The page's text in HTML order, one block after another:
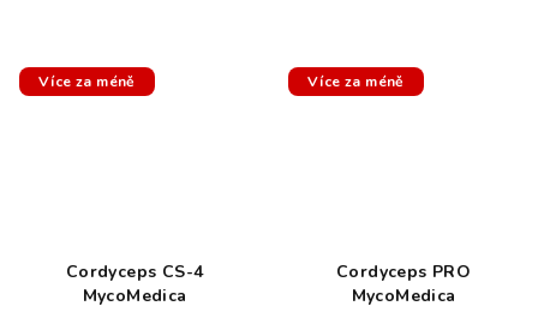
Více za méně
Cordyceps CS-4
MycoMedica
Více za méně
Cordyceps PRO
MycoMedica